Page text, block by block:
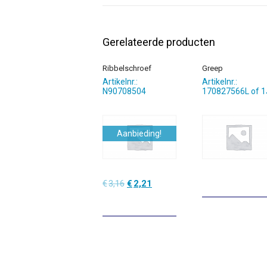
Gerelateerde producten
Ribbelschroef
Artikelnr.:
N90708504
Aanbieding!
€3,16 Oorspronkelijke
€3,16.
€ 2,21
€2,21.
Greep
Artikelnr.:
170827566L of